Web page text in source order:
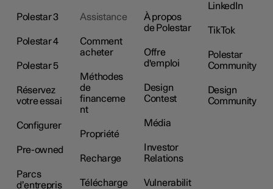
Polestar 3
Polestar 4
Polestar 5
Réservez
votre essai
Configurer
Pre-owned
Parcs
d’entrepris
Assistance
Comment
acheter
Méthodes
de
financeme
nt
Propriété
Recharge
Télécharge
À propos
de Polestar
Offre
d'emploi
Design
Contest
Média
Investor
Relations
Vulnerabilit
LinkedIn
TikTok
Polestar
Community
Design
Community